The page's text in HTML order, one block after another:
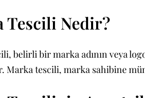
Tescili Nedir?
belirli bir marka adının veya
Marka tescili, marka sahibine